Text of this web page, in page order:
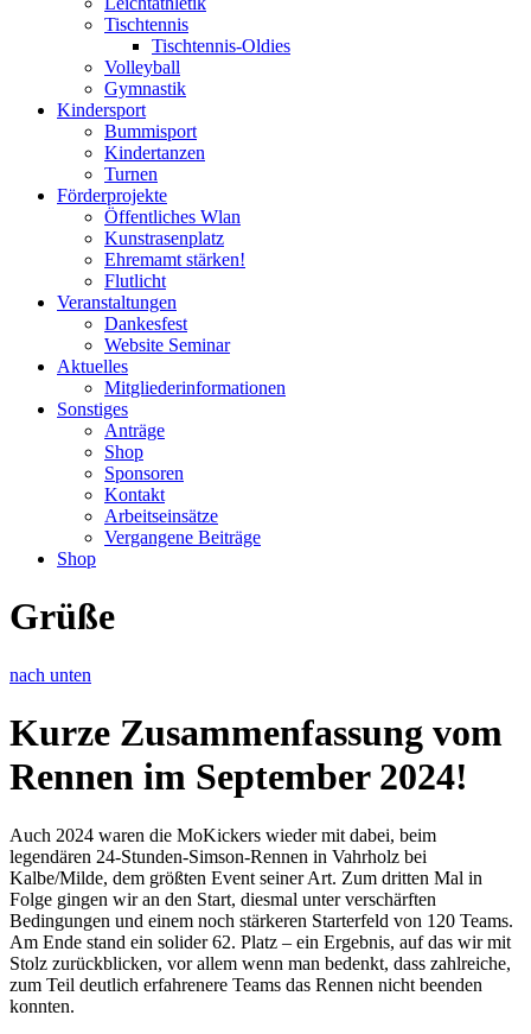
Tischtennis
Tischtennis-Oldies
Volleyball
Gymnastik
Kindersport
Bummisport
Kindertanzen
Turnen
Förderprojekte
Öffentliches Wlan
Kunstrasenplatz
Ehremamt stärken!
Flutlicht
Veranstaltungen
Dankesfest
Website Seminar
Aktuelles
Mitgliederinformationen
Sonstiges
Anträge
Shop
Sponsoren
Kontakt
Arbeitseinsätze
Vergangene Beiträge
Shop
Grüße
nach unten
Kurze Zusammenfassung vom
Rennen im September 2024!
Auch 2024 waren die MoKickers wieder mit dabei, beim
legendären 24-Stunden-Simson-Rennen in Vahrholz bei
Kalbe/Milde, dem größten Event seiner Art. Zum dritten Mal in
Folge gingen wir an den Start, diesmal unter verschärften
Bedingungen und einem noch stärkeren Starterfeld von 120 Teams.
Am Ende stand ein solider 62. Platz – ein Ergebnis, auf das wir mit
Stolz zurückblicken, vor allem wenn man bedenkt, dass zahlreiche,
zum Teil deutlich erfahrenere Teams das Rennen nicht beenden
konnten.